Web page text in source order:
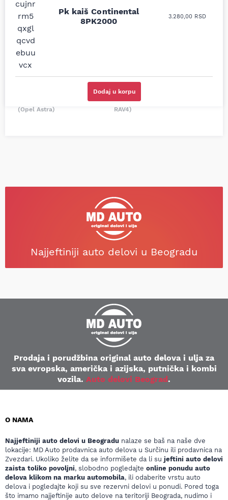
Pk kaiš Continental
8PK2000
3.280,00 RSD
Dodaj u korpu
prodavnice auto delova
i definitivno najbolje
cene su ovde. Kupila
sam više puta auto
delove iz MD Auto. Uvek
proizvođača i
odgovarajuću opremu.
Svetlana Večerinović, Beograd
(Opel Astra)
Nisam bio siguran koji je
tačan naziv i tip
odgovarajućeg
proizvođača.
Stefan Savić, Beograd (Toyota
RAV4)
Najjeftiniji auto delovi u Beogradu
Prodaja i porudžbina original auto delova i ulja za
sva evropska, američka i azijska, putnička i kombi
vozila. Auto delovi Beograd.
O NAMA
Najjeftiniji auto delovi u Beogradu nalaze se baš na naše dve
lokacije: MD Auto prodavnica auto delova u Surčinu ili prodavnica na
Zvezdari. Ukoliko želite da se informišete da li su jeftini auto delovi
zaista toliko povoljni, slobodno pogledajte online ponudu auto
delova klikom na marku automobila, ili odaberite vrstu auto
delova i pogledajte koji su sve rezervni delovi u ponudi. Pored toga
što imamo najjeftinije auto delove na teritoriji Beograda, nudimo i